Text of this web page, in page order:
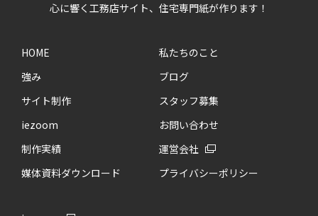
心に響く工務店サイト、住宅専門紙が作ります！
HOME
強み
サイト制作
iezoom
制作実績
媒体資料ダウンロード
私たちのこと
ブログ
スタッフ募集
お問い合わせ
運営会社
プライバシーポリシー